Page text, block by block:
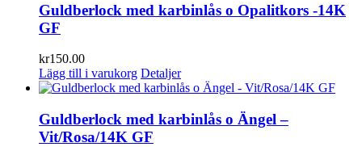
Guldberlock med karbinlås o Opalitkors -14K
GF
kr150.00
Lägg till i varukorg Detaljer
Guldberlock med karbinlås o Ängel –
Vit/Rosa/14K GF